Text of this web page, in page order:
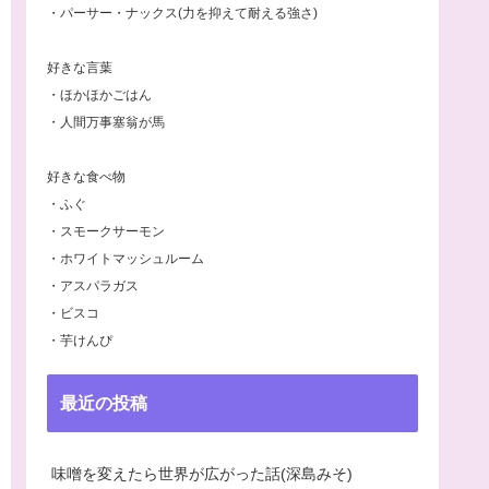
・パーサー・ナックス(力を抑えて耐える強さ)
好きな言葉
・ほかほかごはん
・人間万事塞翁が馬
好きな食べ物
・ふぐ
・スモークサーモン
・ホワイトマッシュルーム
・アスパラガス
・ビスコ
・芋けんぴ
最近の投稿
味噌を変えたら世界が広がった話(深島みそ)